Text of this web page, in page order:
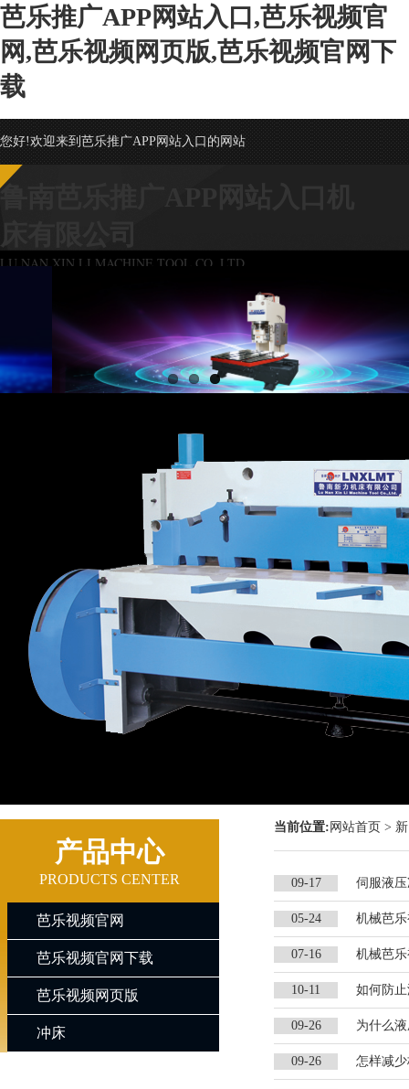
芭乐推广APP网站入口,芭乐视频官
网,芭乐视频网页版,芭乐视频官网下
载
您好!欢迎来到芭乐推广APP网站入口的网站
鲁南芭乐推广APP网站入口机
LU NAN XIN LI MACHINE TOOL CO.,LTD
产品中心
PRODUCTS CENTER
芭乐视频官网
芭乐视频官网下载
芭乐视频网页版
冲床
当前位置: 网站首页 >
09-17 伺服液
05-24 机械芭
07-16 机械芭
10-11 如何防
09-26 为什么
09-26 怎样减